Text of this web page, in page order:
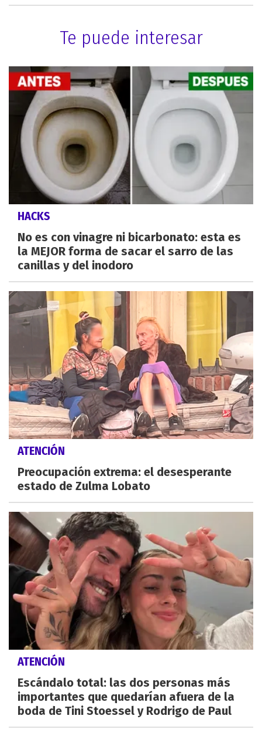
Te puede interesar
HACKS
No es con vinagre ni bicarbonato: esta es
la MEJOR forma de sacar el sarro de las
canillas y del inodoro
ATENCIÓN
Preocupación extrema: el desesperante
estado de Zulma Lobato
ATENCIÓN
Escándalo total: las dos personas más
importantes que quedarían afuera de la
boda de Tini Stoessel y Rodrigo de Paul